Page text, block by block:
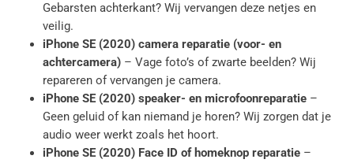
Gebarsten achterkant? Wij vervangen deze netjes en
veilig.
iPhone SE (2020) camera reparatie (voor- en
achtercamera) – Vage foto’s of zwarte beelden? Wij
repareren of vervangen je camera.
iPhone SE (2020) speaker- en microfoonreparatie–
Geen geluid of kan niemand je horen? Wij zorgen dat je
audio weer werkt zoals het hoort.
iPhone SE (2020) Face ID of homeknop reparatie –